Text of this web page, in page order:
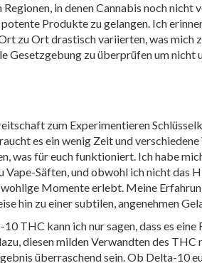
in denen Cannabis noch
Produkte zu gelangen. Ich
zu Ort drastisch variierten, was mich
zu überprüfen um nicht
zum Experimentieren
es ein wenig Zeit und
was für euch funktioniert. Ich habe
Säften, und obwohl ich nicht das
Momente erlebt. Meine
hin zu einer subtilen, angenehmen
THC kann ich nur sagen, dass es eine
diesen milden Verwandten des THC
überraschend sein. Ob Delta-10